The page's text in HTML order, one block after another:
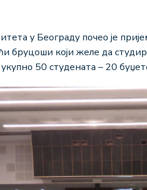
у Београду почео је
бруцоши који желе да
50 студената – 20